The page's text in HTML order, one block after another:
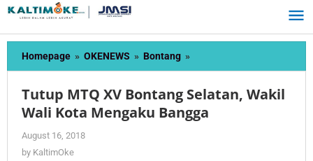
Skip
content
Homepage » OKENEWS » Bontang »
MTQ
Bontang
Selatan,
Tutup MTQ XV Bontang Selatan, Wakil
Wali Kota Mengaku Bangga
August 16, 2018
by KaltimOke